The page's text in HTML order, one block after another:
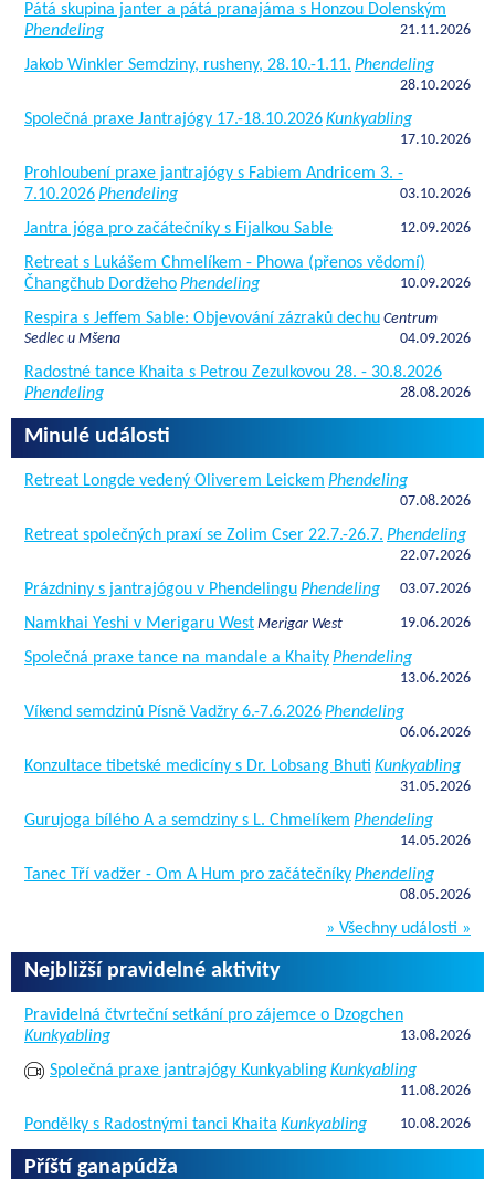
Pátá skupina janter a pátá pranajáma s Honzou Dolenským
Phendeling
21.11.2026
Jakob Winkler Semdziny, rusheny, 28.10.-1.11. Phendeling
28.10.2026
Společná praxe Jantrajógy 17.-18.10.2026Kunkyabling
17.10.2026
Prohloubení praxe jantrajógy s Fabiem Andricem 3. -
7.10.2026Phendeling 03.10.2026
Jantra jóga pro začátečníky s Fijalkou Sable 12.09.2026
Retreat s Lukášem Chmelíkem - Phowa (přenos vědomí)
Čhangčhub DordžehoPhendeling 10.09.2026
Respira s Jeffem Sable: Objevování zázraků dechu Centrum
Sedlec u Mšena
04.09.2026
Radostné tance Khaita s Petrou Zezulkovou 28. - 30.8.2026
Phendeling
28.08.2026
Minulé události
Retreat Longde vedený Oliverem Leickem Phendeling
07.08.2026
Retreat společných praxí se Zolim Cser 22.7.-26.7. Phendeling
22.07.2026
Prázdniny s jantrajógou v PhendelinguPhendeling 03.07.2026
Namkhai Yeshi v Merigaru West Merigar West 19.06.2026
Společná praxe tance na mandale a KhaityPhendeling
13.06.2026
Víkend semdzinů Písně Vadžry 6.-7.6.2026Phendeling
06.06.2026
Konzultace tibetské medicíny s Dr. Lobsang Bhuti Kunkyabling
31.05.2026
Gurujoga bílého A a semdziny s L. Chmelíkem Phendeling
14.05.2026
Tanec Tří vadžer - Om A Hum pro začátečníkyPhendeling
08.05.2026
» Všechny události »
Nejbližší pravidelné aktivity
Pravidelná čtvrteční setkání pro zájemce o Dzogchen
Kunkyabling
13.08.2026
Společná praxe jantrajógy KunkyablingKunkyabling
11.08.2026
Pondělky s Radostnými tanci Khaita Kunkyabling 10.08.2026
Příští ganapúdža